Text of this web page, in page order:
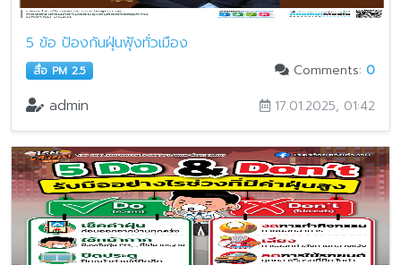
5 ข้อ ป้องกันฝุ่นฟุ้งทั่วเมือง
สื่อ PM 2.5 Comments: 0
admin 17.01.2025, 01:42